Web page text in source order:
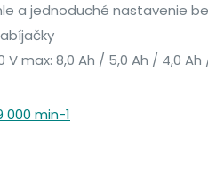
a jednoduché nastavenie
max: 8,0 Ah / 5,0 Ah / 4,0 Ah
000 min-1